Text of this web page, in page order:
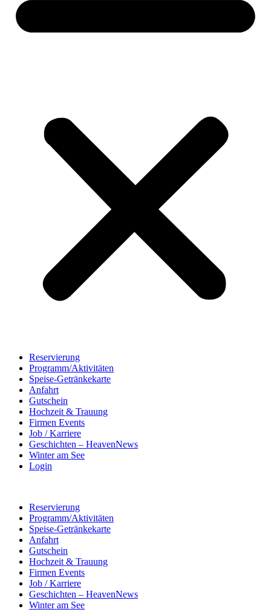
Reservierung
Programm/Aktivitäten
Speise-Getränkekarte
Anfahrt
Gutschein
Hochzeit & Trauung
Firmen Events
Job / Karriere
Geschichten – HeavenNews
Winter am See
Login
Reservierung
Programm/Aktivitäten
Speise-Getränkekarte
Anfahrt
Gutschein
Hochzeit & Trauung
Firmen Events
Job / Karriere
Geschichten – HeavenNews
Winter am See